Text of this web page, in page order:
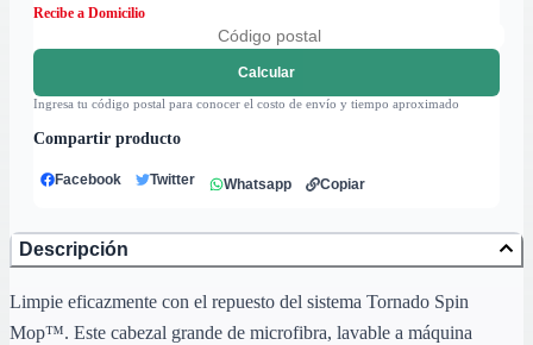
Recibe a Domicilio
Calcular
Ingresa tu código postal para conocer el costo de envío y tiempo aproximado
Compartir producto
Facebook Twitter Whatsapp Copiar
Descripción
Limpie eficazmente con el repuesto del sistema Tornado Spin
Mop™. Este cabezal grande de microfibra, lavable a máquina